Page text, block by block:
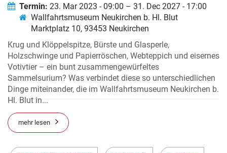
CHAM UND DER REGION KLATOVY
Termin: 23. Mar 2023 - 09:00 – 31. Dec 2027 - 17:00
Wallfahrtsmuseum Neukirchen b. Hl. Blut
Marktplatz 10, 93453 Neukirchen
Krug und Klöppelspitze, Bürste und Glasperle,
Holzschwinge und Papierröschen, Webteppich und eisernes
Votivtier – ein bunt zusammengewürfeltes
Sammelsurium? Was verbindet diese so unterschiedlichen
Dinge miteinander, die im Wallfahrtsmuseum Neukirchen b.
Hl. Blut in...
mehr lesen